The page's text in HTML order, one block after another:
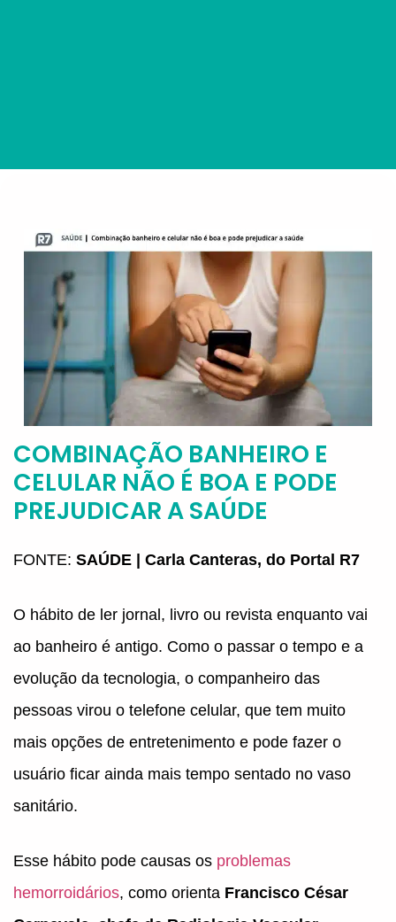
COMBINAÇÃO BANHEIRO E
CELULAR NÃO É BOA E PODE
PREJUDICAR A SAÚDE
FONTE: SAÚDE | Carla Canteras, do Portal R7
O hábito de ler jornal, livro ou revista enquanto vai
ao banheiro é antigo. Como o passar o tempo e a
evolução da tecnologia, o companheiro das
pessoas virou o telefone celular, que tem muito
mais opções de entretenimento e pode fazer o
usuário ficar ainda mais tempo sentado no vaso
sanitário.
Esse hábito pode causas os problemas
hemorroidários, como orienta Francisco César